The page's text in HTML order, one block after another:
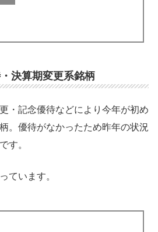
決算期変更系銘柄
・記念優待などにより今年が初め
。優待がなかったため昨年の状況
す。
ています。